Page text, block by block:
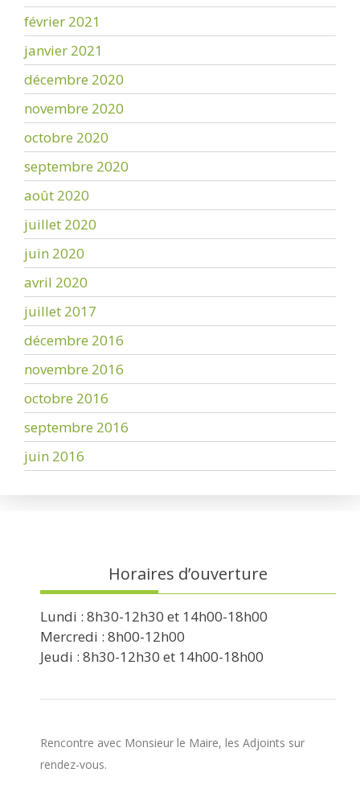
février 2021
janvier 2021
décembre 2020
novembre 2020
octobre 2020
septembre 2020
août 2020
juillet 2020
juin 2020
avril 2020
juillet 2017
décembre 2016
novembre 2016
octobre 2016
septembre 2016
juin 2016
Horaires d’ouverture
Lundi : 8h30-12h30 et 14h00-18h00
Mercredi : 8h00-12h00
Jeudi : 8h30-12h30 et 14h00-18h00
Rencontre avec Monsieur le Maire, les Adjoints sur
rendez-vous.